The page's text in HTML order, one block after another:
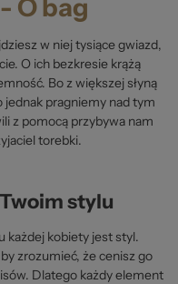
O bag
w niej tysiące gwiazd,
O ich bezkresie krążą
Bo z większej słyną
jednak pragniemy nad tym
z pomocą przybywa nam
torebki.
stylu
każdej kobiety jest styl.
zrozumieć, że cenisz go
Dlatego każdy element